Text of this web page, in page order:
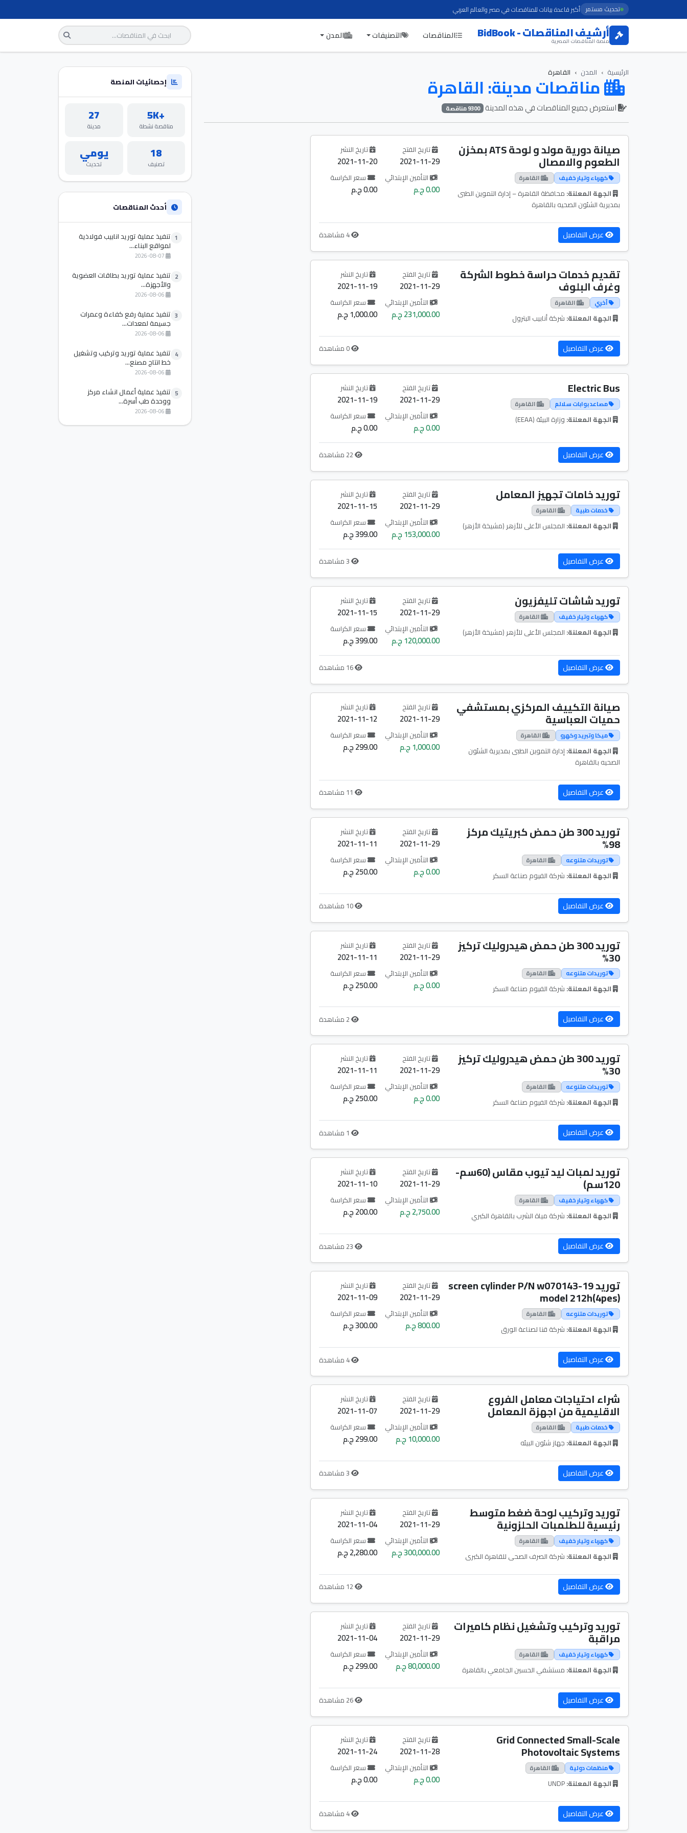
تحديث مستمر أكبر قاعدة بيانات للمناقصات في مصر والعالم العربي
أرشيف المناقصات - BidBook
منصة المناقصات المصرية المناقصات التصنيفات المدن
إحصائيات المنصة
+5K
مناقصة نشطة
27
مدينة
18
تصنيف
يومي
تحديث
أحدث المناقصات
1 تنفيذ عملية توريد انابيب فولاذية
لمواقع البناء...
2 تنفيذ عملية توريد بطاقات العضوية
والأجهزة...
3 تنفيذ عملية رفع كفاءة وعمرات
جسيمة لمعدات...
4 تنفيذ عملية توريد وتركيب وتشغيل
خط انتاج مصنع...
5 تنفيذ عملية أعمال انشاء مركز
ووحدة طب أسرة...
الرئيسية المدن القاهرة
مناقصات مدينة: القاهرة
استعرض جميع المناقصات في هذه المدينة 9300 مناقصة
صيانة دورية مولد و لوحة ATS بمخزن
الطعوم والامصال
كهرباء وتيار خفيف القاهرة
الجهة المعلنة: محافظة القاهرة – إدارة التموين الطبى
بمديرية الشئون الصحيه بالقاهرة
تاريخ الفتح
2021-11-29
تاريخ النشر
2021-11-20
التأمين الإبتدائي
0.00 ج.م
سعر الكراسة
0.00 ج.م
عرض التفاصيل 4 مشاهدة
تقديم خدمات حراسة خطوط الشركة
وغرف البلوف
أخري القاهرة
الجهة المعلنة: شركة أنابيب البترول
تاريخ الفتح
2021-11-29
تاريخ النشر
2021-11-19
التأمين الإبتدائي
231,000.00 ج.م
سعر الكراسة
1,000.00 ج.م
عرض التفاصيل 0 مشاهدة
Electric Bus
مصاعد بوابات سلالم القاهرة
الجهة المعلنة: وزارة البيئة (EEAA)
تاريخ الفتح
2021-11-29
تاريخ النشر
2021-11-19
التأمين الإبتدائي
0.00 ج.م
سعر الكراسة
0.00 ج.م
عرض التفاصيل
توريد خامات تجهيز المعامل
خدمات طبية القاهرة
الجهة المعلنة: المجلس الأعلى للأزهر (مشيخة الأزهر)
تاريخ الفتح
2021-11-29
تاريخ النشر
2021-11-15
التأمين الإبتدائي
153,000.00 ج.م
سعر الكراسة
399.00 ج.م
عرض التفاصيل
توريد شاشات تليفزيون
كهرباء وتيار خفيف القاهرة
الجهة المعلنة: المجلس الأعلى للأزهر (مشيخة الأزهر)
تاريخ الفتح
2021-11-29
تاريخ النشر
2021-11-15
التأمين الإبتدائي
120,000.00 ج.م
سعر الكراسة
399.00 ج.م
عرض التفاصيل 16 مشاهدة
صيانة التكييف المركزي بمستشفي
حميات العباسية
ميكا وتبريد وكهرو القاهرة
الجهة المعلنة: إدارة التموين الطبى بمديرية الشئون
الصحيه بالقاهرة
تاريخ الفتح
2021-11-29
تاريخ النشر
2021-11-12
التأمين الإبتدائي
1,000.00 ج.م
سعر الكراسة
299.00 ج.م
عرض التفاصيل
توريد 300 طن حمض كبريتيك مركز
98%
توريدات متنوعه القاهرة
الجهة المعلنة: شركة الفيوم صناعة السكر
تاريخ الفتح
2021-11-29
تاريخ النشر
2021-11-11
التأمين الإبتدائي
0.00 ج.م
سعر الكراسة
250.00 ج.م
عرض التفاصيل 10 مشاهدة
توريد 300 طن حمض هيدروليك تركيز
30%
توريدات متنوعه القاهرة
الجهة المعلنة: شركة الفيوم صناعة السكر
تاريخ الفتح
2021-11-29
تاريخ النشر
2021-11-11
التأمين الإبتدائي
0.00 ج.م
سعر الكراسة
250.00 ج.م
عرض التفاصيل
توريد 300 طن حمض هيدروليك تركيز
30%
توريدات متنوعه القاهرة
الجهة المعلنة: شركة الفيوم صناعة السكر
تاريخ الفتح
2021-11-29
تاريخ النشر
2021-11-11
التأمين الإبتدائي
0.00 ج.م
سعر الكراسة
250.00 ج.م
عرض التفاصيل
توريد لمبات ليد تيوب مقاس (60سم-
120سم)
كهرباء وتيار خفيف القاهرة
الجهة المعلنة: شركة مياة الشرب بالقاهرة الكبري
تاريخ الفتح
2021-11-29
تاريخ النشر
2021-11-10
التأمين الإبتدائي
2,750.00 ج.م
سعر الكراسة
200.00 ج.م
عرض التفاصيل
توريد screen cylinder P/N w070143-19
model 212h(4pes)
توريدات متنوعه القاهرة
الجهة المعلنة: شركة قنا لصناعة الورق
تاريخ الفتح
2021-11-29
تاريخ النشر
2021-11-09
التأمين الإبتدائي
800.00 ج.م
سعر الكراسة
300.00 ج.م
عرض التفاصيل 4 مشاهدة
شراء احتياجات معامل الفروع
الاقليمية من اجهزة المعامل
خدمات طبية القاهرة
الجهة المعلنة: جهاز شئون البيئه
تاريخ الفتح
2021-11-29
تاريخ النشر
2021-11-07
التأمين الإبتدائي
10,000.00 ج.م
سعر الكراسة
299.00 ج.م
عرض التفاصيل
توريد وتركيب لوحة ضغط متوسط
رئيسية للطلمبات الحلزونية
كهرباء وتيار خفيف القاهرة
الجهة المعلنة: شركة الصرف الصحى للقاهرة الكبرى
تاريخ الفتح
2021-11-29
تاريخ النشر
2021-11-04
التأمين الإبتدائي
300,000.00 ج.م
سعر الكراسة
2,280.00 ج.م
عرض التفاصيل
توريد وتركيب وتشغيل نظام كاميرات
مراقبة
كهرباء وتيار خفيف القاهرة
الجهة المعلنة: مستشفي الحسين الجامعي بالقاهرة
تاريخ الفتح
2021-11-29
تاريخ النشر
2021-11-04
التأمين الإبتدائي
80,000.00 ج.م
سعر الكراسة
299.00 ج.م
عرض التفاصيل 26 مشاهدة
Grid Connected Small-Scale
Photovoltaic Systems
منظمات دولية القاهرة
الجهة المعلنة:
تاريخ الفتح
2021-11-28
تاريخ النشر
2021-11-24
التأمين الإبتدائي
0.00 ج.م
سعر الكراسة
0.00 ج.م
عرض التفاصيل 4 مشاهدة